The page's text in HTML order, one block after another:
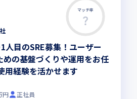
マッチ率
人目のSRE募集！ユーザー
めの基盤づくりや運用をお任
用経験を活かせます
円
正社員